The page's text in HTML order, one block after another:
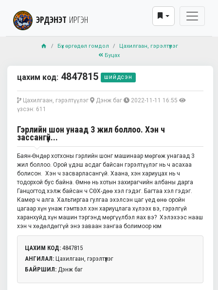
ЭРДЭНЭТ ИРГЭН
Бүх өргөдөл гомдол
Цахилгаан, гэрэлтүүлэг
Буцах
цахим код: 4847815 шийдсэн
Цахилгаан, гэрэлтүүлэг Дэнж баг
2022-11-11 16:55
үзсэн: 611
Гэрлийн шон унаад 3 жил боллоо. Хэн ч
зассангүй...
Баян-Өндөр хотхоны гэрлийн шонг машинаар мөргөж унагаад 3
жил боллоо. Орой үдэш асдаг байсан гэрэлтүүлэг нь ч асахаа
болисон. Хэн ч засварласангүй. Хаана, хэн хариуцах нь ч
тодорхой бус байна. Өмнө нь хотын захирагчийн албаны дарга
Ганцогтод хэлж байсан ч СӨХ-дөө хэл гэдэг. Багтаа хэл гэдэг.
Камер ч алга. Хальтиргаа гулгаа эхэлсэн цаг үед өнө оройн
цагаар хүн унаж гэмтвэл хэн хариуцлага хүлээх вэ, гэрэлгүй
харанхуйд хүн машин тэргэнд мөргүүлбэл яах вэ? Хэлэхээс нааш
хэн ч хөдөлдөггүй энэ заваан зангаа болимоор юм
ЦАХИМ КОД: 4847815
АНГИЛАЛ: Цахилгаан, гэрэлтүүлэг
БАЙРШИЛ: Дэнж баг